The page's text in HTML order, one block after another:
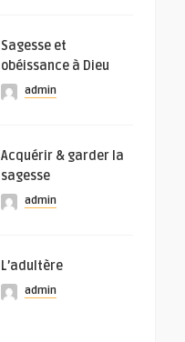
Sagesse et
obéissance à Dieu
admin
Acquérir & garder la
sagesse
admin
L’adultère
admin